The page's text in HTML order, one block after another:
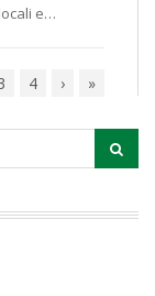
e…
4 › »